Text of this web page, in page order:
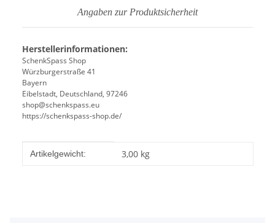
Angaben zur Produktsicherheit
Herstellerinformationen:
SchenkSpass Shop
Würzburgerstraße 41
Bayern
Eibelstadt, Deutschland, 97246
shop@schenkspass.eu
https://schenkspass-shop.de/
Produkteigenschaft
Wert
Artikelgewicht: 3,00 kg